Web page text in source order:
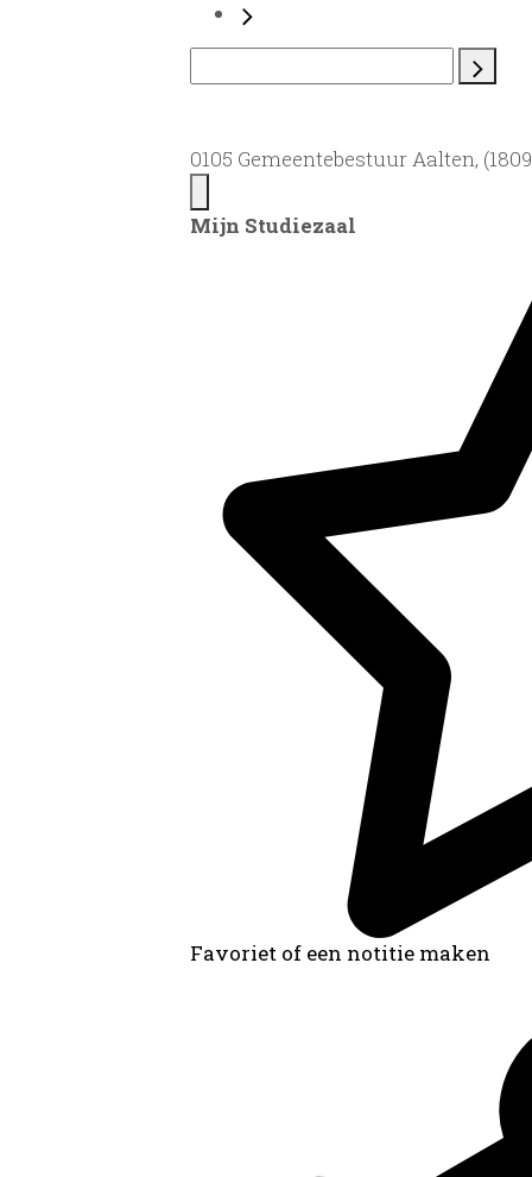
0105 Gemeentebestuur Aalten,
Mijn Studiezaal
Favoriet of een notitie maken